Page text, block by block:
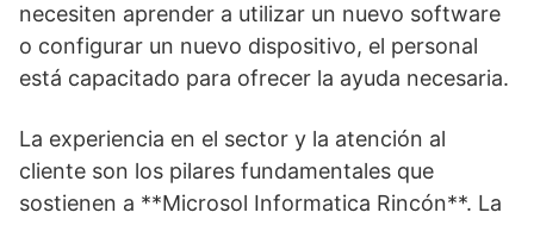
necesiten aprender a utilizar un nuevo software
o configurar un nuevo dispositivo, el personal
está capacitado para ofrecer la ayuda necesaria.
La experiencia en el sector y la atención al
cliente son los pilares fundamentales que
sostienen a **Microsol Informatica Rincón**. La